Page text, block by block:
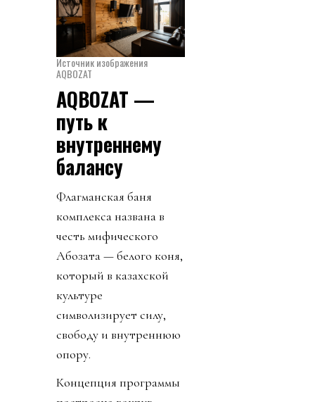
Источник изображения
AQBOZAT
AQBOZAT —
путь к
внутреннему
балансу
Флагманская баня
комплекса названа в
честь мифического
Ақбозата — белого коня,
который в казахской
культуре
символизирует силу,
свободу и внутреннюю
опору.
Концепция программы